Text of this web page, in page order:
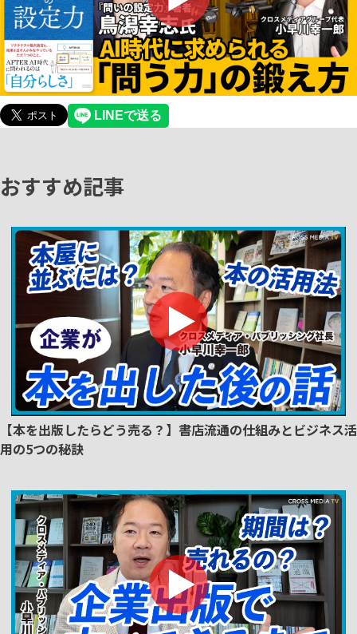
おすすめ記事
【本を出版したらどう売る？】書店流通の仕組みとビジネス活
用の5つの秘訣